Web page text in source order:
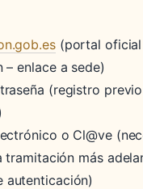
(portal oficial
enlace a sede)
(registro
o Cl@ve
más
autenticación)